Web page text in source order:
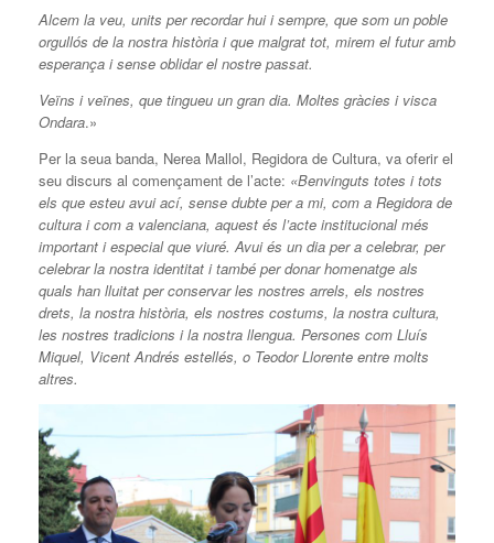
Alcem la veu, units per recordar hui i sempre, que som un poble
orgullós de la nostra història i que malgrat tot, mirem el futur amb
esperança i sense oblidar el nostre passat.
Veïns i veïnes, que tingueu un gran dia. Moltes gràcies i visca
Ondara.»
Per la seua banda, Nerea Mallol, Regidora de Cultura, va oferir el
seu discurs al començament de l’acte: «Benvinguts totes i tots
els que esteu avui ací, sense dubte per a mi, com a Regidora de
cultura i com a valenciana, aquest és l’acte institucional més
important i especial que viuré. Avui és un dia per a celebrar, per
celebrar la nostra identitat i també per donar homenatge als
quals han lluitat per conservar les nostres arrels, els nostres
drets, la nostra història, els nostres costums, la nostra cultura,
les nostres tradicions i la nostra llengua. Persones com Lluís
Miquel, Vicent Andrés estellés, o Teodor Llorente entre molts
altres.